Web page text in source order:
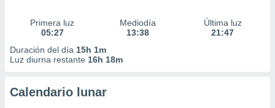
Primera luz
05:27
Mediodía
13:38
Última luz
21:47
Duración del día 15h 1m
Luz diurna restante 16h 18m
Calendario lunar